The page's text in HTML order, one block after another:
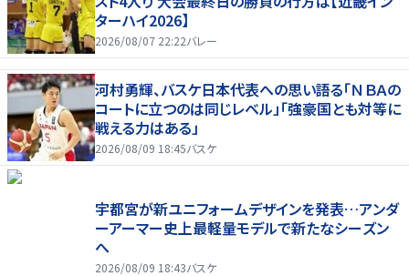
ターハイ2026】
2026/08/07 22:22バレー
河村勇輝、バスケ日本代表への思い語る「ＮＢＡの
コートに立つのは同じレベル」「強豪国とも対等に
戦える力はある」
2026/08/09 18:45バスケ
宇都宮が新ユニフォームデザインを発表…アンダ
ーアーマー史上最軽量モデルで新たなシーズン
へ
2026/08/09 18:43バスケ